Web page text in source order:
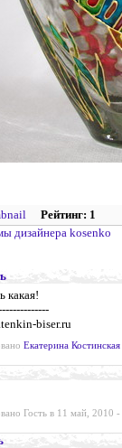
Рейтинг: 1
дизайнера kosenko
какая!
biser.ru
Екатерина Костинская
Гость в 11 май, 2010